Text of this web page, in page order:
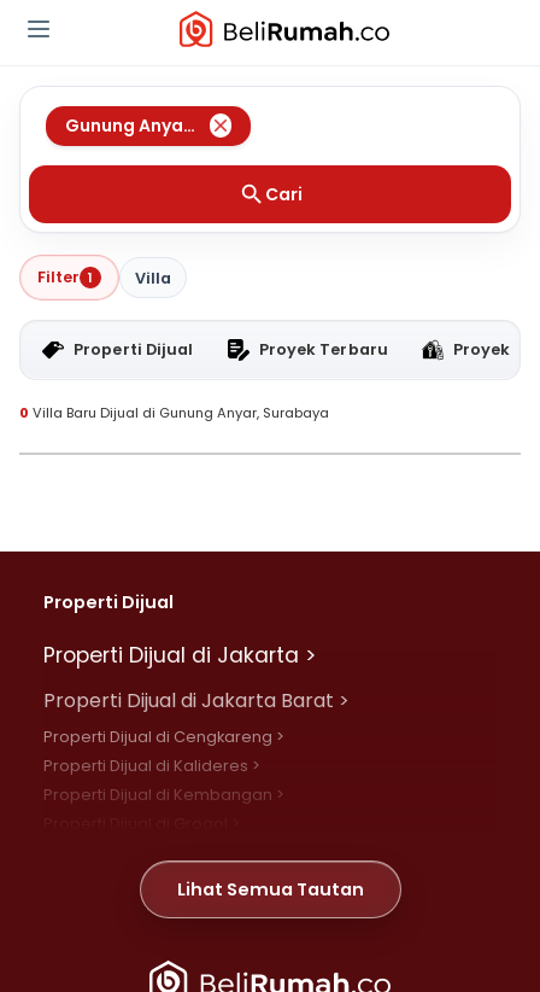
Gunung Anyar, Surabaya
Cari
Filter 1 Villa
Properti Dijual Proyek Terbaru Proyek
0 Villa Baru Dijual di Gunung Anyar, Surabaya
Properti Dijual
Properti Dijual di Jakarta >
Properti Dijual di Jakarta Barat >
Properti Dijual di Cengkareng >
Properti Dijual di Kalideres >
Properti Dijual di Kembangan >
Properti Dijual di Meruya >
Properti Dijual di Jelambar >
Properti Dijual di Jakarta Pusat >
Lihat Semua Tautan